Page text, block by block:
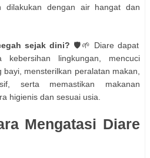
dilakukan dengan air hangat dan
sejak dini? 🛡️🌱 Diare dapat
kebersihan lingkungan, mencuci
mensterilkan peralatan makan,
serta memastikan makanan
higienis dan sesuai usia.
Mengatasi Diare